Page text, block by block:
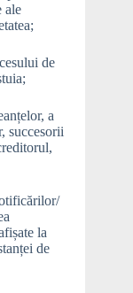
ale
de
a
succesorii
la
de